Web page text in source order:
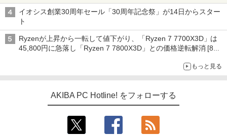
イオシス創業30周年セール「30周年記念祭」が14日からスター
ト
Ryzenが上昇から一転して値下がり、「Ryzen 7 7700X3D」は
45,800円に急落し「Ryzen 7 7800X3D」との価格逆転解消 [8月
もっと見る
AKIBA PC Hotline! をフォローする